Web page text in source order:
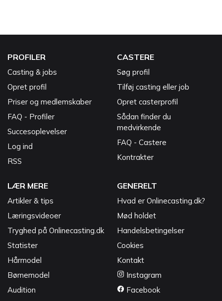
PROFILER
Casting & jobs
Opret profil
Priser og medlemskaber
FAQ - Profiler
Succesoplevelser
Log ind
RSS
CASTERE
Søg profil
Tilføj casting eller job
Opret casterprofil
Sådan finder du
medvirkende
FAQ - Castere
Kontrakter
LÆR MERE
Artikler & tips
Læringsvideoer
Tryghed på Onlinecasting.dk
Statister
Hårmodel
Børnemodel
Audition
GENERELT
Hvad er Onlinecasting.dk?
Mød holdet
Handelsbetingelser
Cookies
Kontakt
Instagram
Facebook